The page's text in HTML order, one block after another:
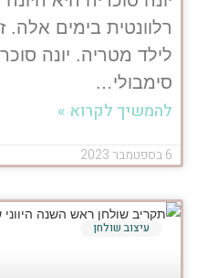
רלוונטית בימים אלה.
לילד מטריה. יונה
סימבולי…
להמשיך לקרוא »
6 בספטמבר 2023
עיצוב שולחן